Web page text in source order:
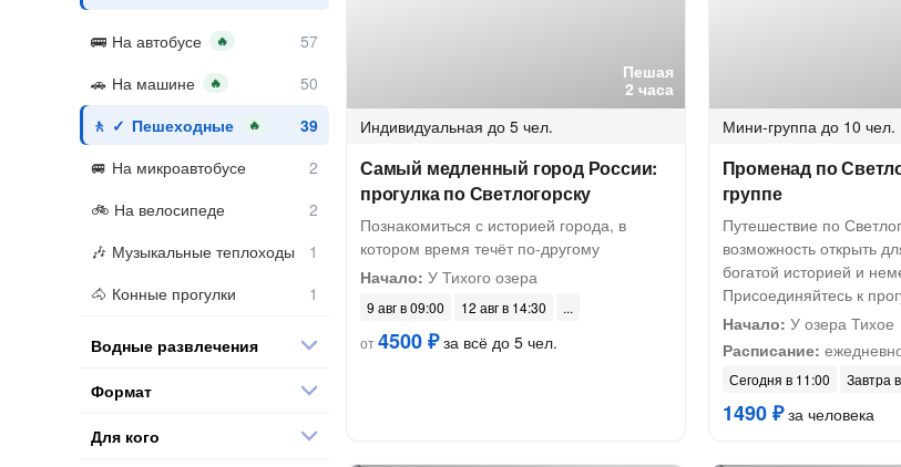
Пешая
2 часа
Индивидуальная до 5 чел.
Самый медленный город России:
прогулка по Светлогорску
Познакомиться с историей города, в
котором время течёт по-другому
Начало: У Тихого озера
9 авг в 09:00
12 авг в 14:30
от4500 ₽за всё до 5 чел.
Мини-группа до 10 чел.
Променад по
группе
Путешествие по
возможность открыть
богатой историей и
Присоединяйтесь к
Начало: У озера Тихое
Расписание:
Сегодня в 11:00 Завтра
1490 ₽за человека
На автобусе 🔥
На машине 🔥
Пешеходные 🔥
На микроавтобусе
На велосипеде
Музыкальные теплоходы
Конные прогулки
Водные развлечения
Формат
Для кого